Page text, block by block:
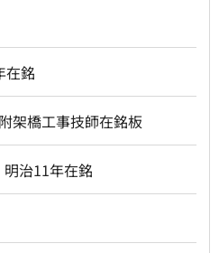
銘
橋工事技師在銘板
治11年在銘